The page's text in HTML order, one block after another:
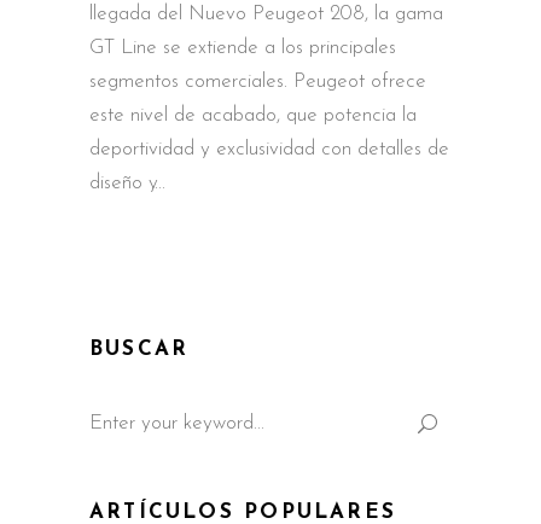
llegada del Nuevo Peugeot 208, la gama
GT Line se extiende a los principales
segmentos comerciales. Peugeot ofrece
este nivel de acabado, que potencia la
deportividad y exclusividad con detalles de
diseño y
BUSCAR
for:
ARTÍCULOS POPULARES